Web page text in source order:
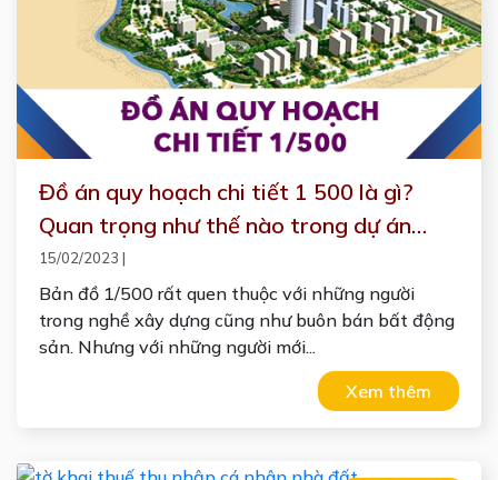
Đồ án quy hoạch chi tiết 1 500 là gì?
Quan trọng như thế nào trong dự án
bđs?
15/02/2023 |
Bản đồ 1/500 rất quen thuộc với những người
trong nghề xây dựng cũng như buôn bán bất động
sản. Nhưng với những người mới...
Xem thêm